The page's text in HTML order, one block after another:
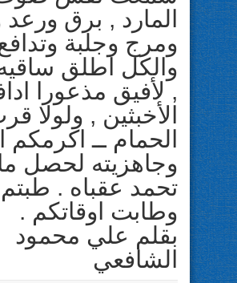
المارد , برق
ومرج وجلبة
والكل اطلق
, لأفيق مذعورا
الأخبثين , ولولا
الحمام ــ اكرمكم
وجاهزيته لحصل ما
تحمد عقباه . طبتم
وطابت اوقاتكم .
بقلم علي محمود
الشافعي